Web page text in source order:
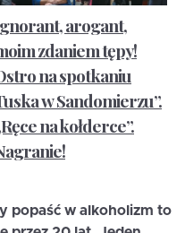
arogant,
zdaniem tępy!
na spotkaniu
w Sandomierzu”.
na kołderce”.
popaść w alkoholizm to